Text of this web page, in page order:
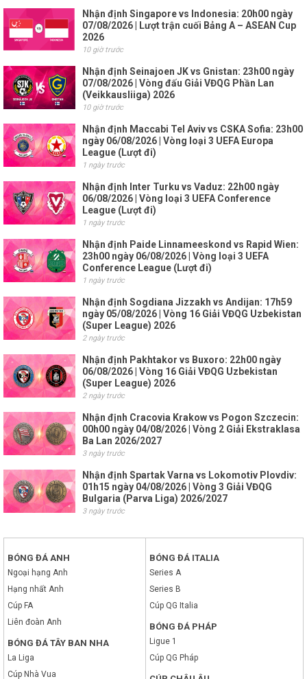
Nhận định Singapore vs Indonesia: 20h00 ngày
07/08/2026 | Lượt trận cuối Bảng A – ASEAN Cup
2026
10 giờ trước
Nhận định Seinajoen JK vs Gnistan: 23h00 ngày
07/08/2026 | Vòng đấu Giải VĐQG Phần Lan
(Veikkausliiga) 2026
10 giờ trước
Nhận định Maccabi Tel Aviv vs CSKA Sofia: 23h00
ngày 06/08/2026 | Vòng loại 3 UEFA Europa
League (Lượt đi)
1 ngày trước
Nhận định Inter Turku vs Vaduz: 22h00 ngày
06/08/2026 | Vòng loại 3 UEFA Conference
League (Lượt đi)
1 ngày trước
Nhận định Paide Linnameeskond vs Rapid Wien:
23h00 ngày 06/08/2026 | Vòng loại 3 UEFA
Conference League (Lượt đi)
1 ngày trước
Nhận định Sogdiana Jizzakh vs Andijan: 17h59
ngày 05/08/2026 | Vòng 16 Giải VĐQG Uzbekistan
(Super League) 2026
2 ngày trước
Nhận định Pakhtakor vs Buxoro: 22h00 ngày
06/08/2026 | Vòng 16 Giải VĐQG Uzbekistan
(Super League) 2026
2 ngày trước
Nhận định Cracovia Krakow vs Pogon Szczecin:
00h00 ngày 04/08/2026 | Vòng 2 Giải Ekstraklasa
Ba Lan 2026/2027
3 ngày trước
Nhận định Spartak Varna vs Lokomotiv Plovdiv:
01h15 ngày 04/08/2026 | Vòng 3 Giải VĐQG
Bulgaria (Parva Liga) 2026/2027
3 ngày trước
BÓNG ĐÁ ANH
Ngoại hạng Anh
Hạng nhất Anh
Cúp FA
Liên đoàn Anh
BÓNG ĐÁ TÂY BAN NHA
La Liga
Cúp Nhà Vua
BÓNG ĐÁ ITALIA
Series A
Series B
Cúp QG Italia
BÓNG ĐÁ PHÁP
Ligue 1
Cúp QG Pháp